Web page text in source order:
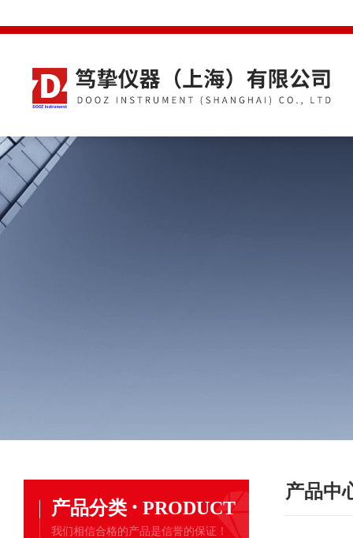
产品分类 · PRODUCT
我们相信合格的产品是信誉的保证！
产品中